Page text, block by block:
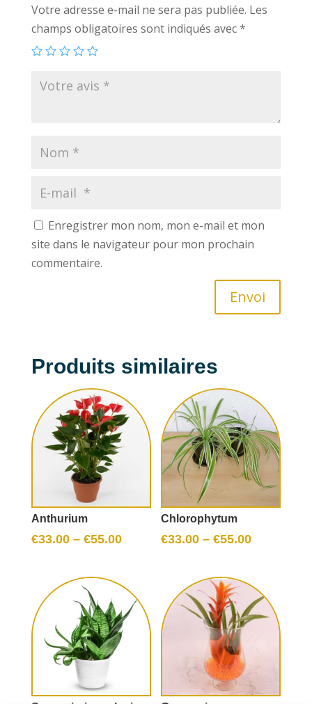
Votre adresse e-mail ne sera pas publiée. Les
champs obligatoires sont indiqués avec*
Enregistrer mon nom, mon e-mail et mon
site dans le navigateur pour mon prochain
commentaire.
Envoi
Produits similaires
Anthurium
€33.00– €55.00
Chlorophytum
€33.00 –€55.00